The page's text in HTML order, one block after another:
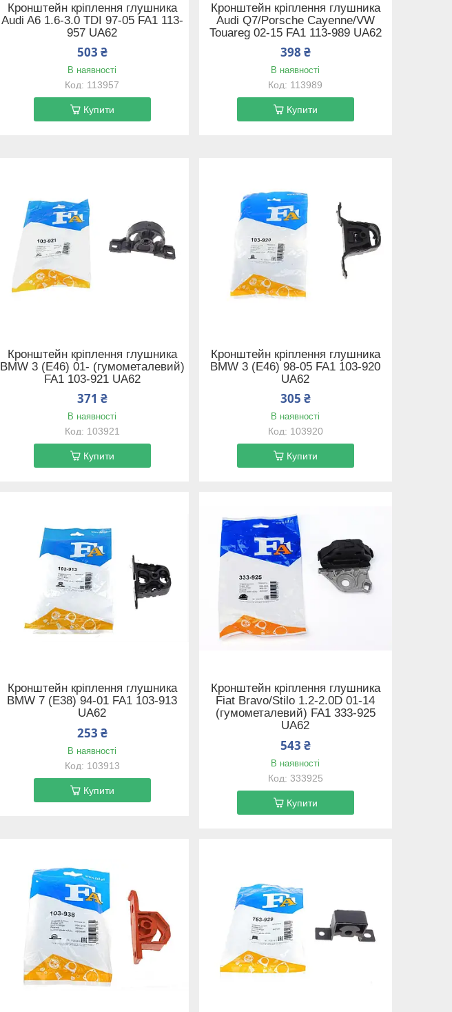
Кронштейн кріплення глушника
Audi A6 1.6-3.0 TDI 97-05 FA1 113-
957 UA62
503 ₴
В наявності
113957
Купити
Кронштейн кріплення глушника
Audi Q7/Porsche Cayenne/VW
Touareg 02-15 FA1 113-989 UA62
398 ₴
В наявності
113989
Купити
Кронштейн кріплення глушника
BMW 3 (E46) 01- (гумометалевий)
FA1 103-921 UA62
371 ₴
В наявності
103921
Купити
Кронштейн кріплення глушника
BMW 3 (E46) 98-05 FA1 103-920
UA62
305 ₴
В наявності
103920
Купити
Кронштейн кріплення глушника
BMW 7 (E38) 94-01 FA1 103-913
UA62
253 ₴
В наявності
103913
Купити
Кронштейн кріплення глушника
Fiat Bravo/Stilo 1.2-2.0D 01-14
(гумометалевий) FA1 333-925
UA62
543 ₴
В наявності
333925
Купити